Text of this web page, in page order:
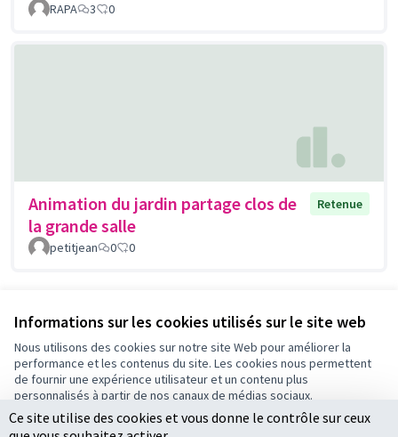
Informations sur les cookies utilisés sur le site web
Nous utilisons des cookies sur notre site Web pour améliorer la
performance et les contenus du site. Les cookies nous permettent
de fournir une expérience utilisateur et un contenu plus
personnalisés à partir de nos canaux de médias sociaux.
Tout accepter
RAPA 3 0
Animation du jardin partage clos de
la grande salle
Retenue
petitjean 0 0
Conditions d'utilisation
Paramètres des cookies
Ce site utilise des cookies et vous donne le contrôle sur ceux